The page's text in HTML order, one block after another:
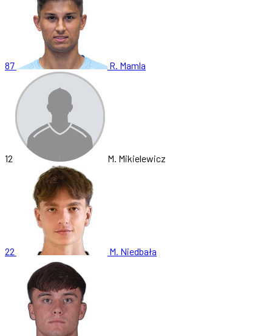
87 R. Mamla
12 M. Mikielewicz
22 M. Niedbała